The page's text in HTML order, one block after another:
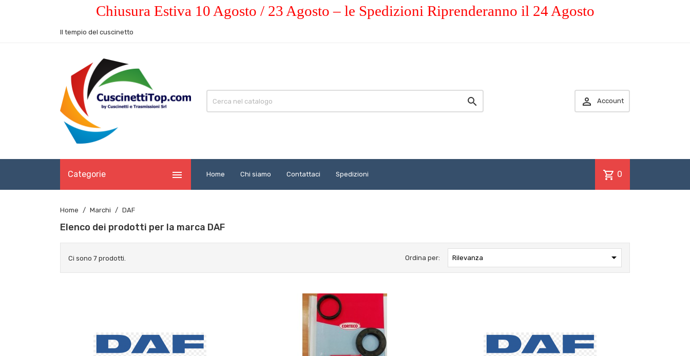
Chiusura Estiva 10 Agosto / 23 Agosto – le Spedizioni Riprenderanno il 24 Agosto
Il tempio del cuscinetto
  Account
Categorie  Home Chi siamo Contattaci Spedizioni shopping_cart 0
Home Marchi DAF
Elenco dei prodotti per la marca DAF
Ci sono 7 prodotti. Ordina per: Rilevanza 